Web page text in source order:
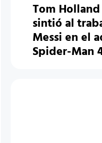
Tom
sintió al
Messi en el
Spider-Man